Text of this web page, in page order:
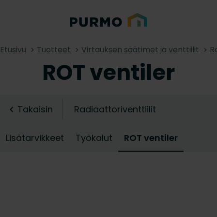
Etusivu Tuotteet Virtauksen säätimet ja venttiilit
ROT ventiler
Takaisin Radiaattoriventtiilit
Lisätarvikkeet Työkalut ROT ventiler